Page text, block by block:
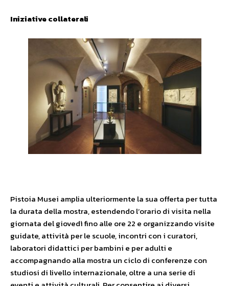
Iniziative collaterali
Pistoia Musei amplia ulteriormente la sua offerta per tutta
la durata della mostra, estendendo l’orario di visita nella
giornata del giovedì fino alle ore 22 e organizzando visite
guidate, attività per le scuole, incontri con i curatori,
laboratori didattici per bambini e per adulti e
accompagnando alla mostra un ciclo di conferenze con
studiosi di livello internazionale, oltre a una serie di